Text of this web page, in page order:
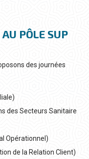
PÔLE SUP
des journées
des Secteurs Sanitaire
Opérationnel)
de la Relation Client)